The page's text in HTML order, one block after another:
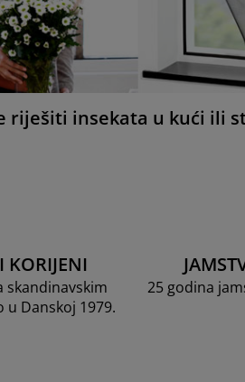
riješiti insekata u kući ili
KORIJENI
skandinavskim
Danskoj 1979.
25 godina